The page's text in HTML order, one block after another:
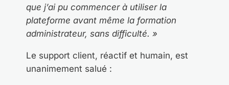
que j’ai pu commencer à utiliser la
plateforme avant même la formation
administrateur, sans difficulté. »
Le support client, réactif et humain, est
unanimement salué :